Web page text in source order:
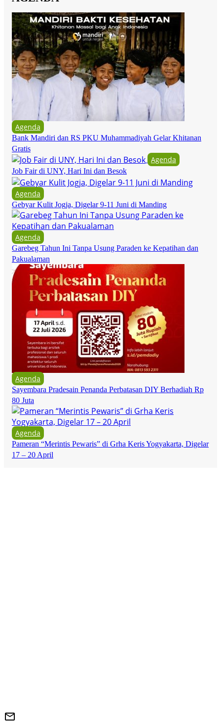
Agenda
Bank Mandiri dan RS PKU Muhammadiyah Gelar Khitanan
Gratis
Agenda
Job Fair di UNY, Hari Ini dan Besok
Agenda
Gebyar Kulit Jogja, Digelar 9-11 Juni di Manding
Agenda
Garebeg Tahun Ini Tanpa Usung Paraden ke Kepatihan dan
Pakualaman
Agenda
Sayembara Pradesain Penanda Perbatasan DIY Berhadiah Rp
80 Juta
Agenda
Pameran “Merintis Pewaris” di Grha Keris Yogyakarta, Digelar
17 – 20 April